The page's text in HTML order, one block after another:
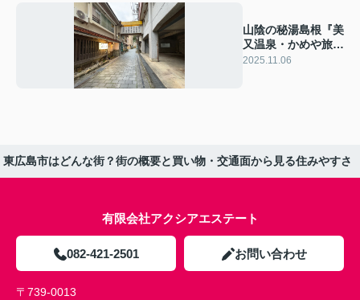
山陰の秘湯島根『美
又温泉・かめや旅
館』は女子にうれし
2025.11.06
東広島市はどんな街？街の概要と買い物・交通面から見る住みやすさ
有限会社アクシアエステート
082-421-2501 お問い合わせ
〒739-0013